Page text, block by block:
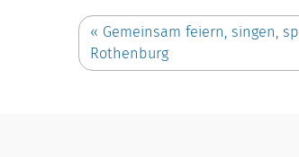
« Gemeinsam feiern, singen,
Rothenburg